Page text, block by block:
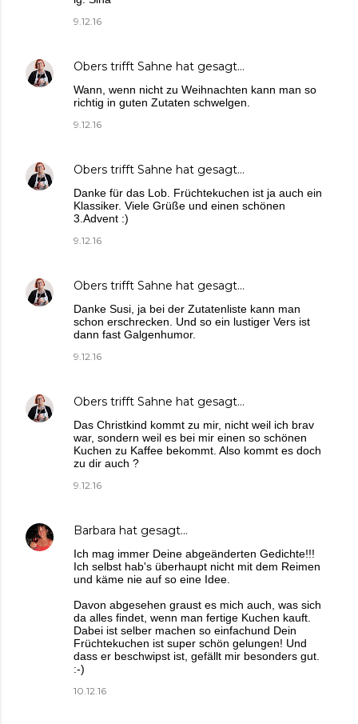
9.12.16
Obers trifft Sahne hat gesagt…
Wann, wenn nicht zu Weihnachten kann man so
richtig in guten Zutaten schwelgen.
9.12.16
Obers trifft Sahne hat gesagt…
Danke für das Lob. Früchtekuchen ist ja auch ein
Klassiker. Viele Grüße und einen schönen
3.Advent :)
9.12.16
Obers trifft Sahne hat gesagt…
Danke Susi, ja bei der Zutatenliste kann man
schon erschrecken. Und so ein lustiger Vers ist
dann fast Galgenhumor.
9.12.16
Obers trifft Sahne hat gesagt…
Das Christkind kommt zu mir, nicht weil ich brav
war, sondern weil es bei mir einen so schönen
Kuchen zu Kaffee bekommt. Also kommt es doch
zu dir auch ?
9.12.16
Barbara hat gesagt…
Ich mag immer Deine abgeänderten Gedichte!!!
Ich selbst hab's überhaupt nicht mit dem Reimen
und käme nie auf so eine Idee.
Davon abgesehen graust es mich auch, was sich
da alles findet, wenn man fertige Kuchen kauft.
Dabei ist selber machen so einfachund Dein
Früchtekuchen ist super schön gelungen! Und
dass er beschwipst ist, gefällt mir besonders gut.
:-)
10.12.16